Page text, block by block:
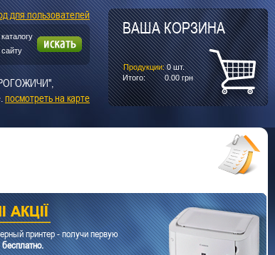
принтер - получи первую
бесплатно.
ВАША КОРЗИНА
Продукции: 0шт.
Итого:
0.00 грн
для пользователей
посмотреть на карте